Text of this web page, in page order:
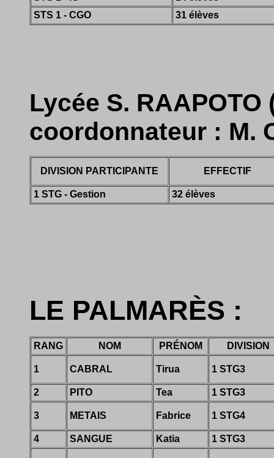
STS 1 - CGO
31 élèves
Lycée S.
coordonnateur : M.
DIVISION PARTICIPANTE EFFECTIF
1 STG - Gestion 32 élèves
LE PALMARÈS :
RANG NOM PRÉNOM DIVISION
1 CABRAL Tirua 1 STG3
2 PITO Tea 1 STG3
3 METAIS Fabrice 1 STG4
4 SANGUE Katia 1 STG3